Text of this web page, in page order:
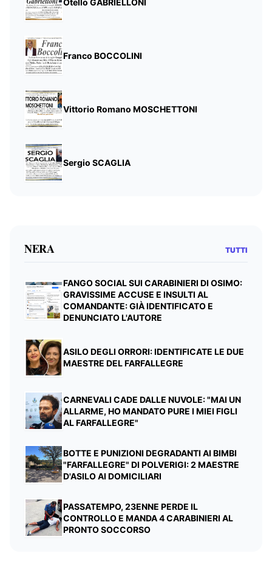
Otello GABRIELLONI
Franco BOCCOLINI
Vittorio Romano MOSCHETTONI
Sergio SCAGLIA
NERA TUTTI
FANGO SOCIAL SUI CARABINIERI DI OSIMO:
GRAVISSIME ACCUSE E INSULTI AL
COMANDANTE: GIÀ IDENTIFICATO E
DENUNCIATO L'AUTORE
ASILO DEGLI ORRORI: IDENTIFICATE LE DUE
MAESTRE DEL FARFALLEGRE
CARNEVALI CADE DALLE NUVOLE: "MAI UN
ALLARME, HO MANDATO PURE I MIEI FIGLI
AL FARFALLEGRE"
BOTTE E PUNIZIONI DEGRADANTI AI BIMBI
"FARFALLEGRE" DI POLVERIGI: 2 MAESTRE
D'ASILO AI DOMICILIARI
PASSATEMPO, 23ENNE PERDE IL
CONTROLLO E MANDA 4 CARABINIERI AL
PRONTO SOCCORSO